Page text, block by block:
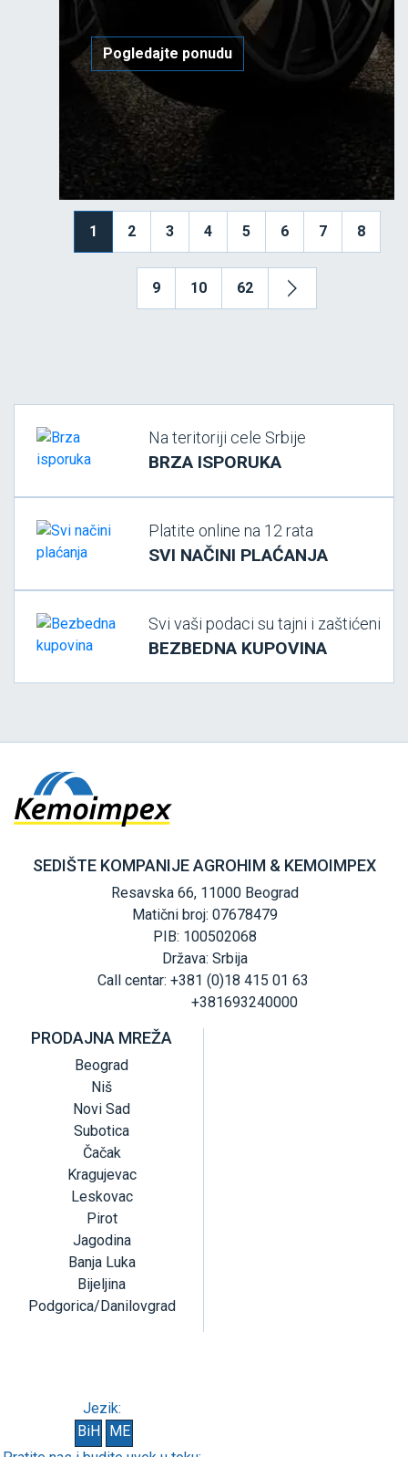
Pogledajte ponudu
1 2 3 4 5 6 7 8
9 10 62
Na teritoriji cele Srbije
BRZA ISPORUKA
Platite online na 12 rata
SVI NAČINI PLAĆANJA
Svi vaši podaci su tajni i zaštićeni
BEZBEDNA KUPOVINA
SEDIŠTE KOMPANIJE AGROHIM & KEMOIMPEX
Resavska 66, 11000 Beograd
Matični broj: 07678479
PIB: 100502068
Država: Srbija
Call centar: +381 (0)18 415 01 63
+381693240000
PRODAJNA MREŽA
Beograd
Niš
Novi Sad
Subotica
Čačak
Kragujevac
Leskovac
Pirot
Jagodina
Banja Luka
Bijeljina
Podgorica/Danilovgrad
Jezik:
BiH
ME